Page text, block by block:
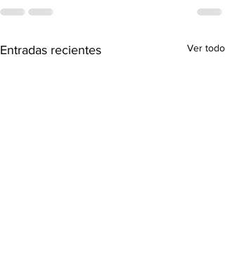
Entradas recientes Ver todo